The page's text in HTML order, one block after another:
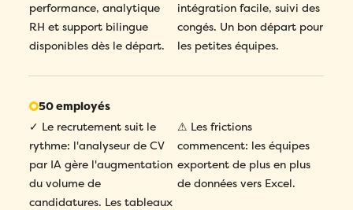
performance, analytique
RH et support bilingue
disponibles dès le départ.
intégration facile, suivi des
congés. Un bon départ pour
les petites équipes.
50 employés
✓ Le recrutement suit le
rythme: l'analyseur de CV
par IA gère l'augmentation
du volume de
candidatures. Les tableaux
⚠ Les frictions
commencent: les équipes
exportent de plus en plus
de données vers Excel.